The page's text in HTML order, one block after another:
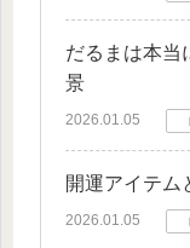
だるまは本当
景
2026.01.05
開運アイテム
2026.01.05